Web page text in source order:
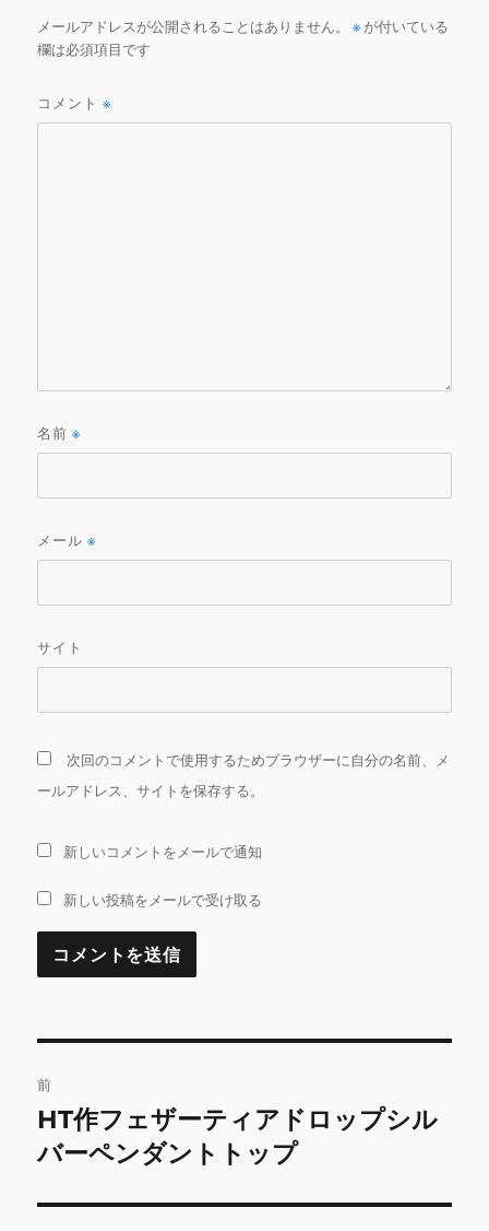
メールアドレスが公開されることはありません。 ※ が付いている
欄は必須項目です
コメント※
名前※
メール※
サイト
次回のコメントで使用するためブラウザーに自分の名前、メ
ールアドレス、サイトを保存する。
新しいコメントをメールで通知
新しい投稿をメールで受け取る
稿
ナ
ビ
前
前
の
稿:
HT作フェザーティアドロップシル
バーペンダントトップ